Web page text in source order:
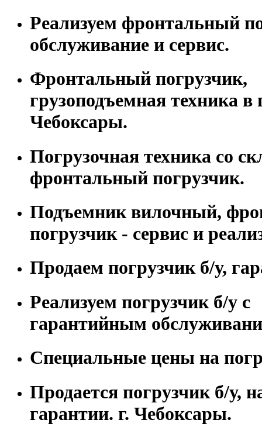
Реализуем фронтальный
обслуживание и сервис.
Фронтальный погрузчик,
грузоподъемная техника в
Чебоксары.
Погрузочная техника со
фронтальный погрузчик.
Подъемник вилочный,
погрузчик - сервис и
Продаем погрузчик б/у,
Реализуем погрузчик б/у с
гарантийным
Специальные цены на
Продается погрузчик б/у,
гарантии. г. Чебоксары.